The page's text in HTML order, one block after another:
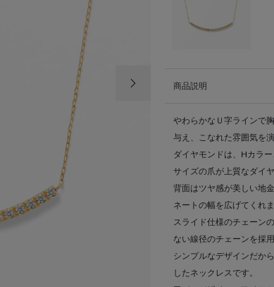
商品説明
やわらかなＵ字ラインで
与え、こなれた雰囲気を演
ダイヤモンドは、Hカラ
サイズの爪が上質なダイ
背面はツヤ感が美しい地
ネートの幅を広げてくれま
スライド仕様のチェーン
ない線径のチェーンを採
シンプルなデザインだか
したネックレスです。